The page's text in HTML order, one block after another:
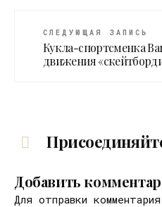
СЛЕДУЮЩАЯ ЗАПИСЬ
Кукла-спортсменка
движения
Добавить
Для отправки